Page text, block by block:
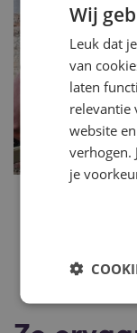
Wij
Leuk dat
van
laten
relevantie
website
verhogen.
je